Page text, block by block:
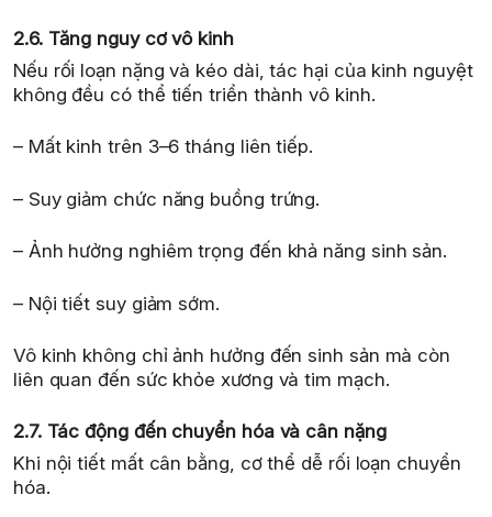
2.6. Tăng nguy cơ vô kinh
Nếu rối loạn nặng và kéo dài, tác hại của kinh nguyệt
không đều có thể tiến triển thành vô kinh.
– Mất kinh trên 3–6 tháng liên tiếp.
– Suy giảm chức năng buồng trứng.
– Ảnh hưởng nghiêm trọng đến khả năng sinh sản.
– Nội tiết suy giảm sớm.
Vô kinh không chỉ ảnh hưởng đến sinh sản mà còn
liên quan đến sức khỏe xương và tim mạch.
2.7. Tác động đến chuyển hóa và cân nặng
Khi nội tiết mất cân bằng, cơ thể dễ rối loạn chuyển
hóa.